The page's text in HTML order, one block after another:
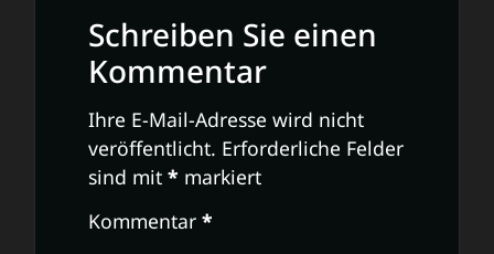
Schreiben Sie einen
Kommentar
Ihre E-Mail-Adresse wird nicht
veröffentlicht. Erforderliche Felder
sind mit * markiert
Kommentar *